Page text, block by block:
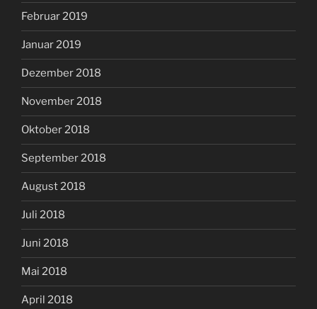
Februar 2019
Januar 2019
Dezember 2018
November 2018
Oktober 2018
September 2018
August 2018
Juli 2018
Juni 2018
Mai 2018
April 2018